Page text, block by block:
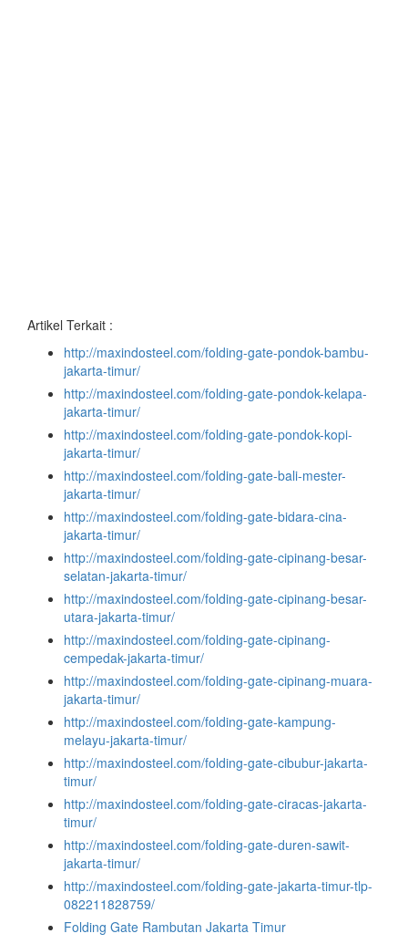
Artikel Terkait :
http://maxindosteel.com/folding-gate-pondok-bambu-
jakarta-timur/
http://maxindosteel.com/folding-gate-pondok-kelapa-
jakarta-timur/
http://maxindosteel.com/folding-gate-pondok-kopi-
jakarta-timur/
http://maxindosteel.com/folding-gate-bali-mester-
jakarta-timur/
http://maxindosteel.com/folding-gate-bidara-cina-
jakarta-timur/
http://maxindosteel.com/folding-gate-cipinang-besar-
selatan-jakarta-timur/
http://maxindosteel.com/folding-gate-cipinang-besar-
utara-jakarta-timur/
http://maxindosteel.com/folding-gate-cipinang-
cempedak-jakarta-timur/
http://maxindosteel.com/folding-gate-cipinang-muara-
jakarta-timur/
http://maxindosteel.com/folding-gate-kampung-
melayu-jakarta-timur/
http://maxindosteel.com/folding-gate-cibubur-jakarta-
timur/
http://maxindosteel.com/folding-gate-ciracas-jakarta-
timur/
http://maxindosteel.com/folding-gate-duren-sawit-
jakarta-timur/
http://maxindosteel.com/folding-gate-jakarta-timur-tlp-
082211828759/
Folding Gate Rambutan Jakarta Timur